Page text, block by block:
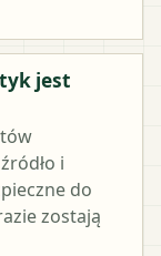
jest
i
do
zostają